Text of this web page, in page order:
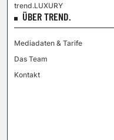
trend.LUXURY
ÜBER TREND.
Mediadaten & Tarife
Das Team
Kontakt